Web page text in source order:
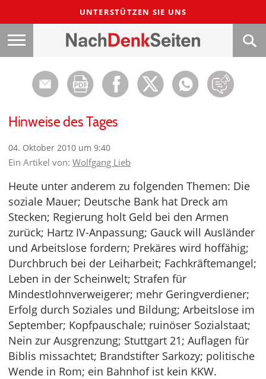
UNTERSTÜTZEN SIE UNS
Hinweise des Tages
04. Oktober 2010 um 9:40
Ein Artikel von: Wolfgang Lieb
Heute unter anderem zu folgenden Themen: Die
soziale Mauer; Deutsche Bank hat Dreck am
Stecken; Regierung holt Geld bei den Armen
zurück; Hartz IV-Anpassung; Gauck will Ausländer
und Arbeitslose fordern; Prekäres wird hoffähig;
Durchbruch bei der Leiharbeit; Fachkräftemangel;
Leben in der Scheinwelt; Strafen für
Mindestlohnverweigerer; mehr Geringverdiener;
Erfolg durch Soziales und Bildung; Arbeitslose im
September; Kopfpauschale; ruinöser Sozialstaat;
Nein zur Ausgrenzung; Stuttgart 21; Auflagen für
Biblis missachtet; Brandstifter Sarkozy; politische
Wende in Rom; ein Bahnhof ist kein KKW.